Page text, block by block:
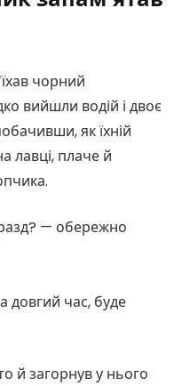
чорний
вийшли водій і двоє
як їхній
лавці, плаче й
— обережно
час, буде
й загорнув у нього